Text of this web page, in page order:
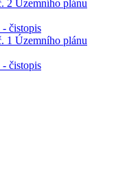
2 Územního plánu
čistopis
1 Územního plánu
čistopis